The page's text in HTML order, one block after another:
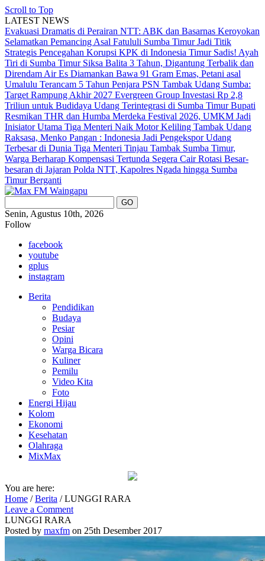
Scroll to Top
LATEST NEWS
Evakuasi Dramatis di Perairan NTT: ABK dan Basarnas Keroyokan
Selamatkan Pemancing Asal Fatululi Sumba Timur Jadi Titik
Strategis Pencegahan Korupsi KPK di Indonesia Timur Sadis! Ayah
Tiri di Sumba Timur Siksa Balita 3 Tahun, Digantung Terbalik dan
Direndam Air Es Diamankan Bawa 91 Gram Emas, Petani asal
Umalulu Terancam 5 Tahun Penjara PSN Tambak Udang Sumba:
Target Rampung Akhir 2027 Evergreen Group Investasi Rp 2,8
Triliun untuk Budidaya Udang Terintegrasi di Sumba TimurBupati
Resmikan THR dan Humba Merdeka Festival 2026, UMKM Jadi
Inisiator Utama Tiga Menteri Naik Motor Keliling Tambak Udang
Raksasa, Menko Pangan : Indonesia Jadi Pengekspor Udang
Terbesar di Dunia Tiga Menteri Tinjau Tambak Sumba Timur,
Warga Berharap Kompensasi Tertunda Segera CairRotasi Besar-
besaran di Jajaran Polda NTT, Kapolres Ngada hingga Sumba
Timur Berganti
Senin, Agustus 10th, 2026
Follow
facebook
youtube
gplus
instagram
Berita
Pendidikan
Budaya
Pesiar
Opini
Warga Bicara
Kuliner
Pemilu
Video Kita
Foto
Energi Hijau
Kolom
Ekonomi
Kesehatan
Olahraga
MixMax
You are here:
Home /Berita /LUNGGI RARA
Leave a Comment
LUNGGI RARA
Posted by maxfm on 25th Desember 2017